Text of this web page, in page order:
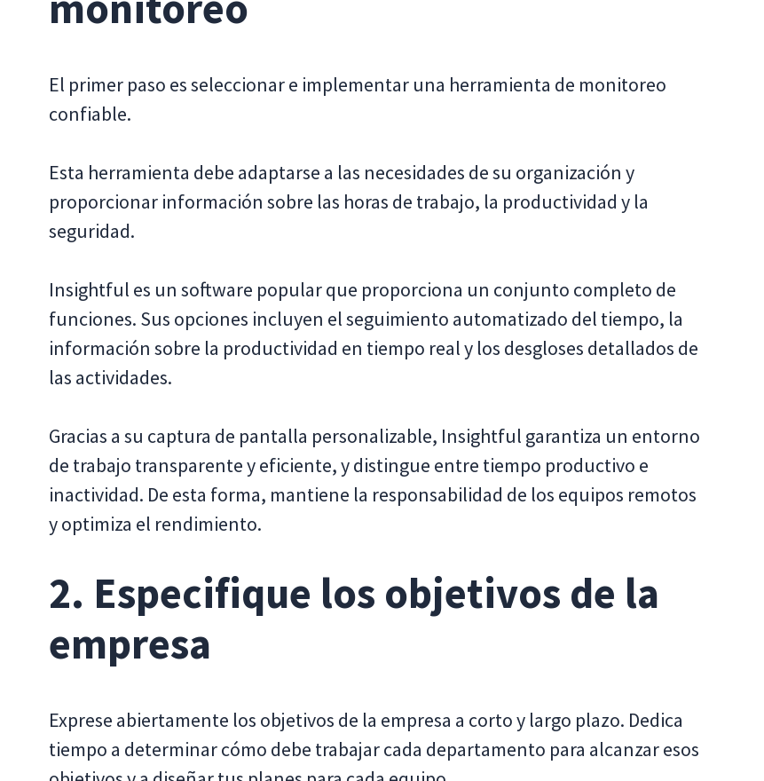
El primer paso es seleccionar e implementar una herramienta de monitoreo
confiable.
Esta herramienta debe adaptarse a las necesidades de su organización y
proporcionar información sobre las horas de trabajo, la productividad y la
seguridad.
Insightful es un software popular que proporciona un conjunto completo de
funciones. Sus opciones incluyen el seguimiento automatizado del tiempo, la
información sobre la productividad en tiempo real y los desgloses detallados de
las actividades.
Gracias a su captura de pantalla personalizable, Insightful garantiza un entorno
de trabajo transparente y eficiente, y distingue entre tiempo productivo e
inactividad. De esta forma, mantiene la responsabilidad de los equipos remotos
y optimiza el rendimiento.
2. Especifique los objetivos de la
empresa
Exprese abiertamente los objetivos de la empresa a corto y largo plazo. Dedica
tiempo a determinar cómo debe trabajar cada departamento para alcanzar esos